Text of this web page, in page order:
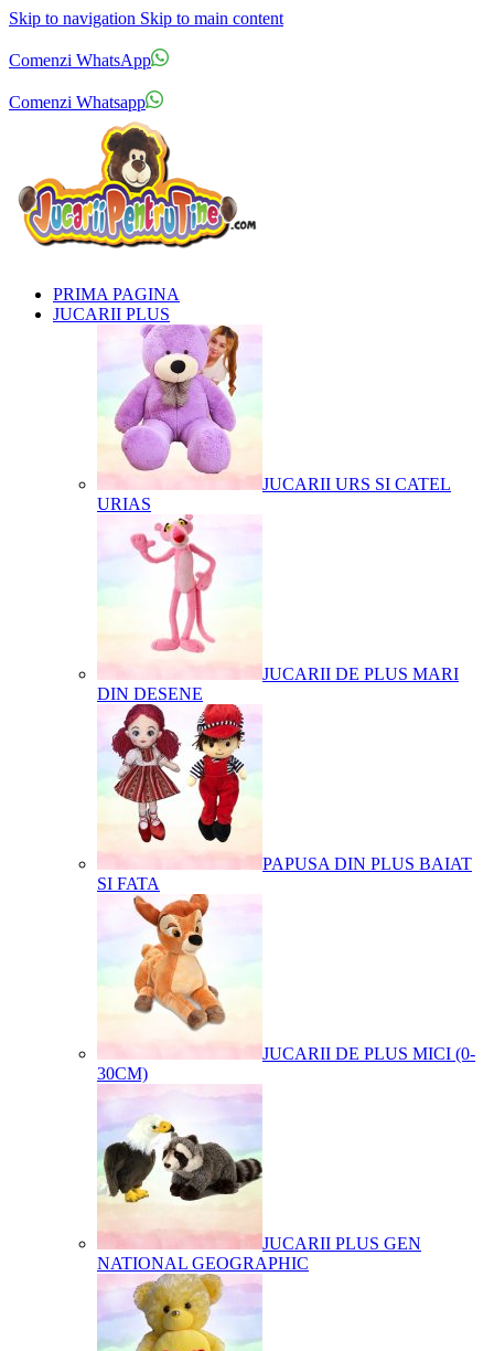
Skip to navigation Skip to main content
Comenzi WhatsApp
Comenzi Whatsapp
PRIMA PAGINA
JUCARII PLUS
JUCARII URS SI CATEL
URIAS
JUCARII DE PLUS MARI
DIN DESENE
PAPUSA DIN PLUS BAIAT
SI FATA
JUCARII DE PLUS MICI (0-
30CM)
JUCARII PLUS GEN
NATIONAL GEOGRAPHIC